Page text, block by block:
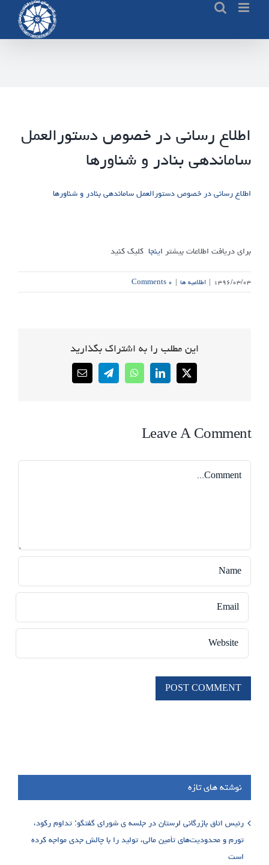
content
اطلاع رسانی در خصوص دستورالعمل
ساماندهی بنادر و شناورها
اطلاع رسانی در خصوص دستورالعمل ساماندهی بنادر و شناورها
برای دریافت اطلاعات بیشتراینجا کلیک کنید
۱۳۹۶/۰۳/۰۳ | اطلاعیه ها | ۰ Comments
این مطلب را به اشتراک بگذارید
X
LinkedIn
WhatsApp
Telegram
Email
Leave A Comment
نوشته های تازه
رئیس اتاق بازرگانی لرستان در جلسه ی شورای گفتگو: تداوم رکود،
تورم و محدودیت‌های تأمین مالی، تولید را با چالش جدی مواجه کرده
است